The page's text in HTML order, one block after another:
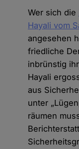
Wer sich die
Hayali vom
angesehen
friedliche
inbrünstig
Hayali
aus
unter
räumen